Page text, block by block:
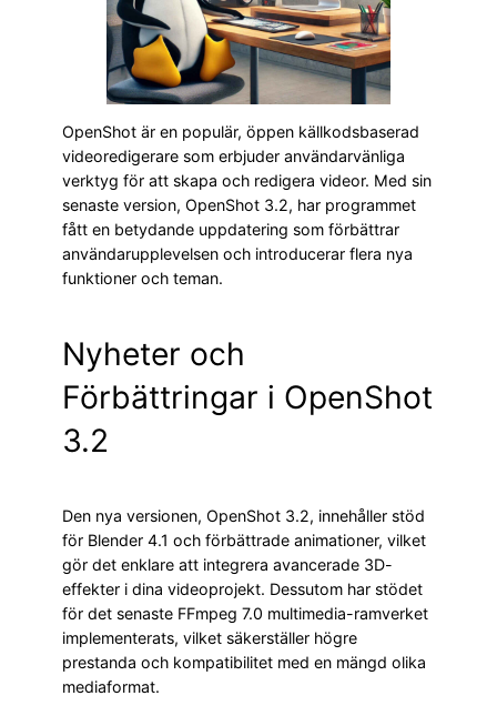
OpenShot är en populär, öppen källkodsbaserad
videoredigerare som erbjuder användarvänliga
verktyg för att skapa och redigera videor. Med sin
senaste version, OpenShot 3.2, har programmet
fått en betydande uppdatering som förbättrar
användarupplevelsen och introducerar flera nya
funktioner och teman.
Nyheter och
Förbättringar i OpenShot
3.2
Den nya versionen, OpenShot 3.2, innehåller stöd
för Blender 4.1 och förbättrade animationer, vilket
gör det enklare att integrera avancerade 3D-
effekter i dina videoprojekt. Dessutom har stödet
för det senaste FFmpeg 7.0 multimedia-ramverket
implementerats, vilket säkerställer högre
prestanda och kompatibilitet med en mängd olika
mediaformat.